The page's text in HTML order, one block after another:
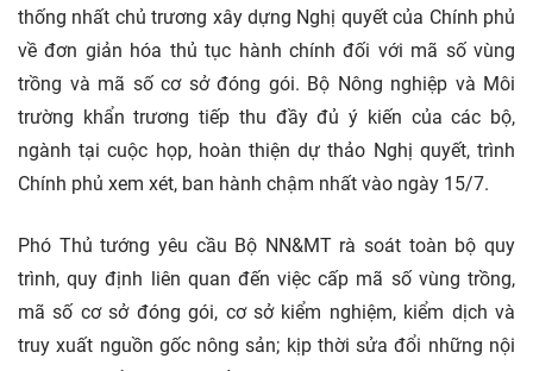
thống nhất chủ trương xây dựng Nghị quyết của Chính phủ
về đơn giản hóa thủ tục hành chính đối với mã số vùng
trồng và mã số cơ sở đóng gói. Bộ Nông nghiệp và Môi
trường khẩn trương tiếp thu đầy đủ ý kiến của các bộ,
ngành tại cuộc họp, hoàn thiện dự thảo Nghị quyết, trình
Chính phủ xem xét, ban hành chậm nhất vào ngày 15/7.
Phó Thủ tướng yêu cầu Bộ NN&MT rà soát toàn bộ quy
trình, quy định liên quan đến việc cấp mã số vùng trồng,
mã số cơ sở đóng gói, cơ sở kiểm nghiệm, kiểm dịch và
truy xuất nguồn gốc nông sản; kịp thời sửa đổi những nội